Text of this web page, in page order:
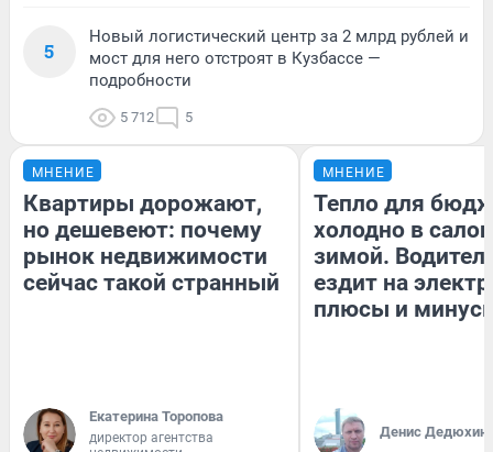
5
Новый логистический центр за 2 млрд рублей и
мост для него отстроят в Кузбассе —
подробности
5 712 5
МНЕНИЕ
Квартиры дорожают,
но дешевеют: почему
рынок недвижимости
сейчас такой странный
Екатерина Торопова
директор агентства
МНЕНИЕ
Тепло для
холодно в
зимой.
ездит на
плюсы и
Денис Дедюхин